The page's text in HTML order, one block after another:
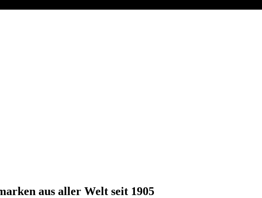
aus aller Welt seit 1905